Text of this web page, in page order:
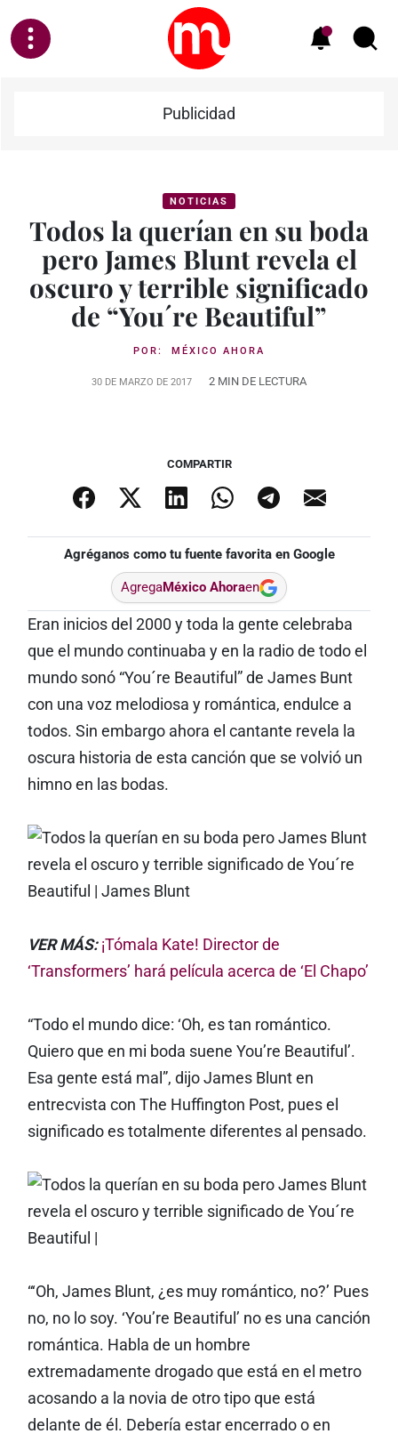
Publicidad
NOTICIAS
Todos la querían en su boda
pero James Blunt revela el
oscuro y terrible significado
de “You´re Beautiful”
POR: MÉXICO AHORA
30 DE MARZO DE 2017 2 MIN DE LECTURA
COMPARTIR
Agréganos como tu fuente favorita en Google
AgregaMéxico Ahoraen
Eran inicios del 2000 y toda la gente celebraba
que el mundo continuaba y en la radio de todo el
mundo sonó “You´re Beautiful” de James Bunt
con una voz melodiosa y romántica, endulce a
todos. Sin embargo ahora el cantante revela la
oscura historia de esta canción que se volvió un
himno en las bodas.
VER MÁS: ¡Tómala Kate! Director de
‘Transformers’ hará película acerca de ‘El Chapo’
“Todo el mundo dice: ‘Oh, es tan romántico.
Quiero que en mi boda suene You’re Beautiful’.
Esa gente está mal”, dijo James Blunt en
entrecvista con The Huffington Post, pues el
significado es totalmente diferentes al pensado.
“‘Oh, James Blunt, ¿es muy romántico, no?’ Pues
no, no lo soy. ‘You’re Beautiful’ no es una canción
romántica. Habla de un hombre
extremadamente drogado que está en el metro
acosando a la novia de otro tipo que está
delante de él. Debería estar encerrado o en